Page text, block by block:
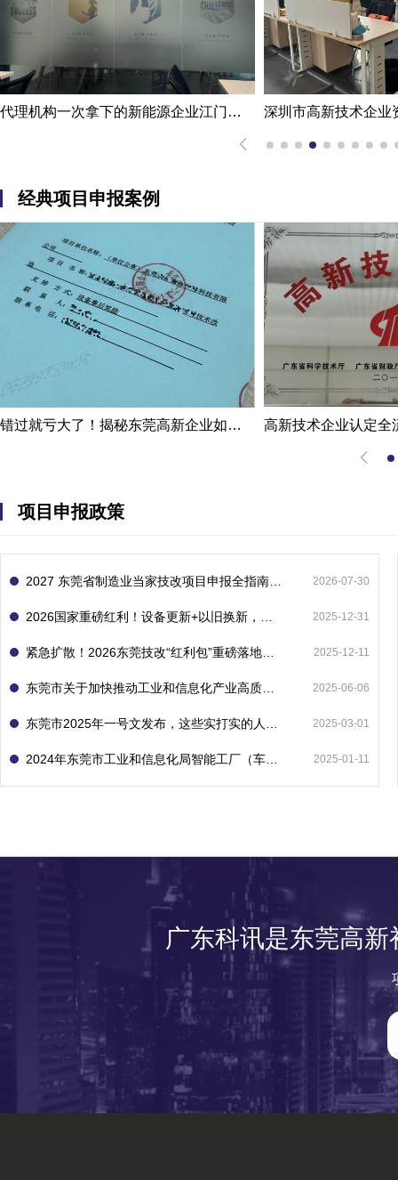
代理机构一次拿下的新能源企业江门高新技术企业认定申报案例
经典项目申报案例
错过就亏大了！揭秘东莞高新企业如何轻松拿下省级技术改造项目300万补贴
项目申报政策
2026-07-30
2025-12-31
2025-12-11
2025-06-06
2025-03-01
2025-01-11
广东科讯是东莞高